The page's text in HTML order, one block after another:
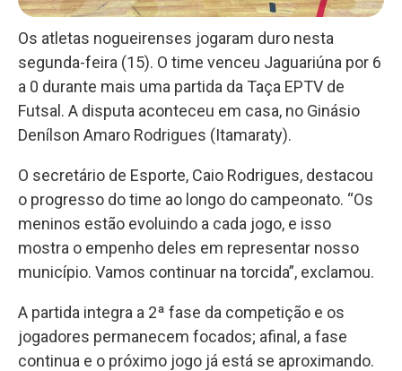
Os atletas nogueirenses jogaram duro nesta
segunda-feira (15). O time venceu Jaguariúna por 6
a 0 durante mais uma partida da Taça EPTV de
Futsal. A disputa aconteceu em casa, no Ginásio
Denílson Amaro Rodrigues (Itamaraty).
O secretário de Esporte, Caio Rodrigues, destacou
o progresso do time ao longo do campeonato. “Os
meninos estão evoluindo a cada jogo, e isso
mostra o empenho deles em representar nosso
município. Vamos continuar na torcida”, exclamou.
A partida integra a 2ª fase da competição e os
jogadores permanecem focados; afinal, a fase
continua e o próximo jogo já está se aproximando.